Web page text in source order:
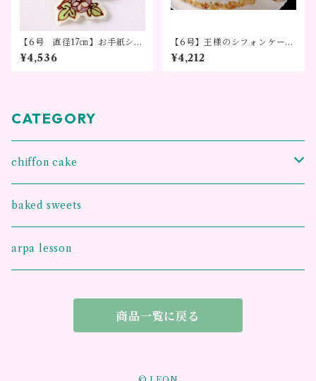
【6号 直径17㎝】お手紙シフ
ォンケーキ シーズンデザイ
ン～メッセージを添えて贈る
¥4,536
【6号】王様のシフォンケーキ
®～記念日やお礼に選ばれる贈
り物～
¥4,212
CATEGORY
chiffon cake
王様のシフォンケーキ
お手紙シフォンケーキ
baked sweets
arpa lesson
商品一覧に戻る